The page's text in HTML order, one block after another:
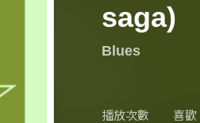
saga)
Blues
播放次數 喜歡